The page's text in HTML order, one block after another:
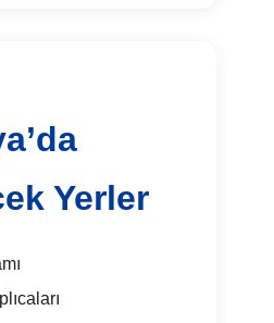
Yerler